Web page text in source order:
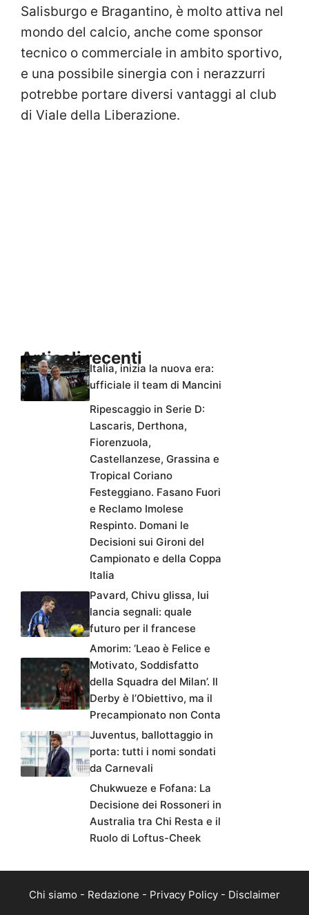
Salisburgo e Bragantino, è molto attiva nel
mondo del calcio, anche come sponsor
tecnico o commerciale in ambito sportivo,
e una possibile sinergia con i nerazzurri
potrebbe portare diversi vantaggi al club
di Viale della Liberazione.
Articoli recenti
Italia, inizia la nuova era:
ufficiale il team di Mancini
Ripescaggio in Serie D:
Lascaris, Derthona,
Fiorenzuola,
Castellanzese, Grassina e
Tropical Coriano
Festeggiano. Fasano Fuori
e Reclamo Imolese
Respinto. Domani le
Decisioni sui Gironi del
Campionato e della Coppa
Italia
Pavard, Chivu glissa, lui
lancia segnali: quale
futuro per il francese
Amorim: ‘Leao è Felice e
Motivato, Soddisfatto
della Squadra del Milan’. Il
Derby è l’Obiettivo, ma il
Precampionato non Conta
Juventus, ballottaggio in
porta: tutti i nomi sondati
da Carnevali
Chukwueze e Fofana: La
Decisione dei Rossoneri in
Australia tra Chi Resta e il
Ruolo di Loftus-Cheek
Chi siamo - Redazione - Privacy Policy - Disclaimer